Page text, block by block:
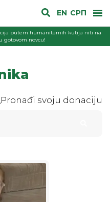
EN СРП
putem humanitarnih kutija niti na
gotovom novcu!
Pronađi svoju donaciju